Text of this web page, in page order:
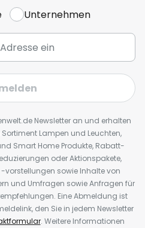
Unternehmen
Newsletter an und erhalten
Lampen und Leuchten,
Smart Home Produkte, Rabatt-
oder Aktionspakete,
vorstellungen sowie Inhalte von
und Umfragen sowie Anfragen für
Eine Abmeldung ist
den Sie in jedem Newsletter
. Weitere Informationen